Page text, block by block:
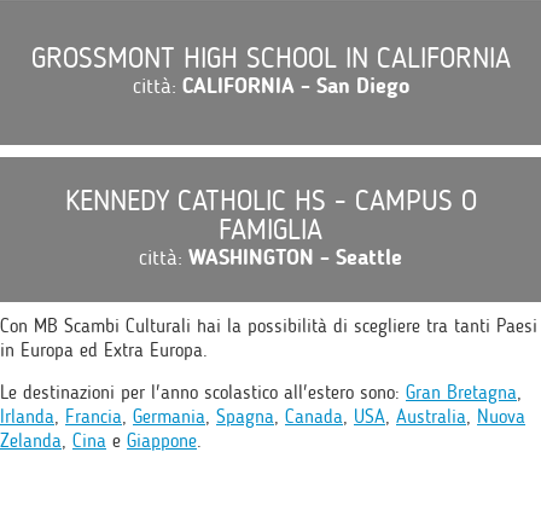
GROSSMONT HIGH SCHOOL IN CALIFORNIA
città: CALIFORNIA - San Diego
KENNEDY CATHOLIC HS - CAMPUS O
FAMIGLIA
città: WASHINGTON - Seattle
Con MB Scambi Culturali hai la possibilità di scegliere tra tanti Paesi
in Europa ed Extra Europa.
Le destinazioni per l'anno scolastico all'estero sono: Gran Bretagna,
Irlanda, Francia, Germania, Spagna, Canada, USA, Australia, Nuova
Zelanda, Cina e Giappone.